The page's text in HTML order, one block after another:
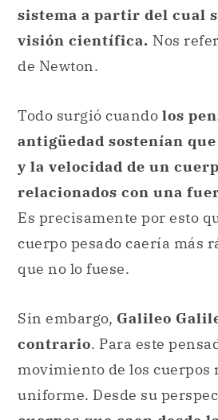
sistema a partir del cual
visión científica. Nos
de Newton.
Todo surgió cuando los
antigüedad sostenían
y la velocidad de un
relacionados con una
Es precisamente por esto
cuerpo pesado caería más
que no lo fuese.
Sin embargo, Galileo
contrario. Para este
movimiento de los cuerpos
uniforme. Desde su